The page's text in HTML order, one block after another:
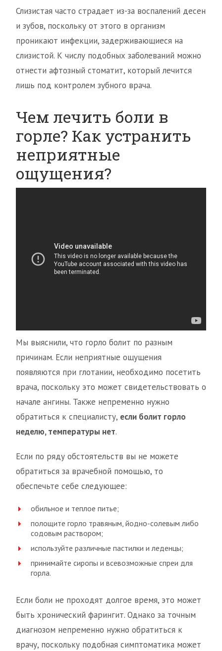
Слизистая часто страдает из-за воспалений десен
и зубов, поскольку от этого в организм
проникают инфекции, задерживающиеся на
слизистой. К числу подобных заболеваний можно
отнести афтозный стоматит, который лечится
лишь под контролем зубного врача.
Чем лечить боли в
горле? Как устранить
неприятные
ощущения?
Мы выяснили, что горло болит по разным
причинам. Если неприятные ощущения
появляются при глотании, необходимо посетить
врача, поскольку это может свидетельствовать о
начале ангины. Также непременно нужно
обратиться к специалисту, если болит горло
неделю, температуры нет.
Если по ряду обстоятельств вы не можете
обратиться за врачебной помощью, то
обеспечьте себе следующее:
обильное и теплое питье;
полощите горло травяным, йодно-солевым либо
содовым раствором;
используйте различные пастилки и леденцы;
принимайте сиропы и всевозможные спреи для
горла.
Если боли не проходят долгое время, это может
быть хронический фарингит. Однако за точным
диагнозом непременно нужно обратиться к
врачу, поскольку подобная симптоматика может